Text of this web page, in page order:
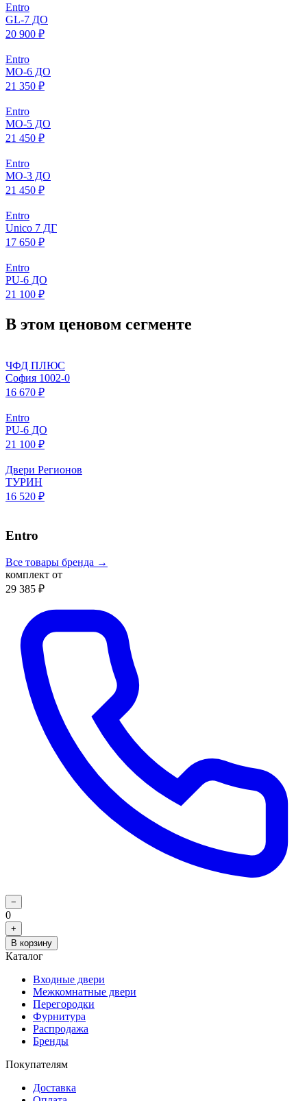
Entro
GL-7 ДО
20 900 ₽
Entro
МO-6 ДО
21 350 ₽
Entro
МO-5 ДО
21 450 ₽
Entro
МO-3 ДО
21 450 ₽
Entro
Unico 7 ДГ
17 650 ₽
Entro
PU-6 ДО
21 100 ₽
В этом ценовом сегменте
ЧФД ПЛЮС
София 1002-0
16 670 ₽
Entro
PU-6 ДО
21 100 ₽
Двери Регионов
ТУРИН
16 520 ₽
Entro
Все товары бренда →
комплект от
29 385 ₽
−
0
+
В корзину
Каталог
Входные двери
Межкомнатные двери
Перегородки
Фурнитура
Распродажа
Бренды
Покупателям
Доставка